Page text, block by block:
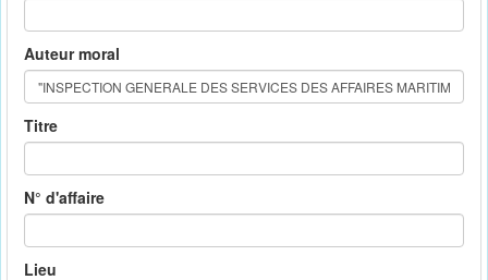
Auteur moral
Titre
N° d'affaire
Lieu